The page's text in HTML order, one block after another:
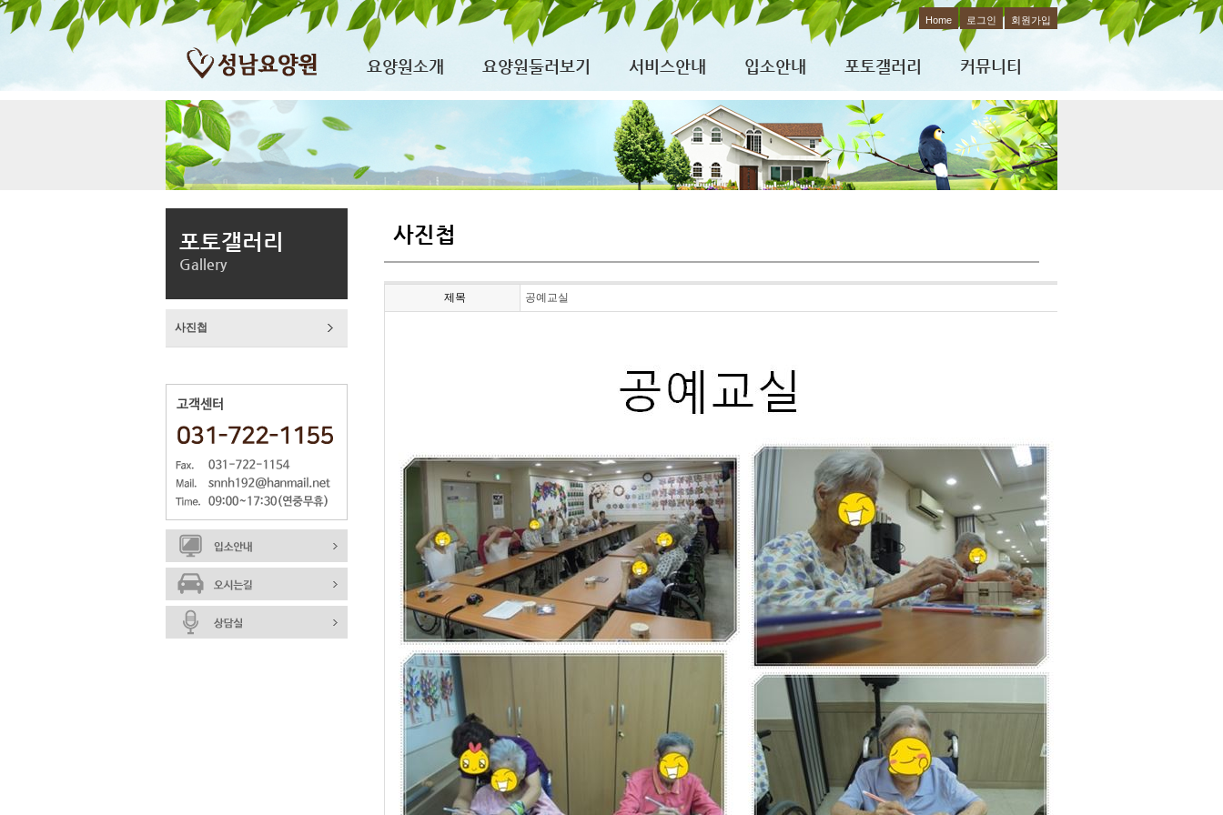
Home 로그인 회원가입
요양원소개 요양원둘러보기 서비스안내 입소안내 포토갤러리 커뮤니티
포토갤러리
Gallery
사진첩
사진첩
제목 공예교실